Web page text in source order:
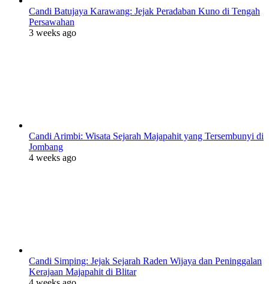
Candi Batujaya Karawang: Jejak Peradaban Kuno di Tengah
Persawahan
3 weeks ago
Candi Arimbi: Wisata Sejarah Majapahit yang Tersembunyi di
Jombang
4 weeks ago
Candi Simping: Jejak Sejarah Raden Wijaya dan Peninggalan
Kerajaan Majapahit di Blitar